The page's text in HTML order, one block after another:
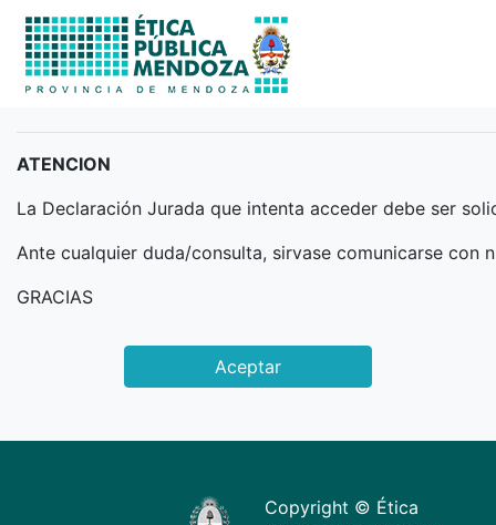
MANTENIMIENTO DE SISTEMA
ATENCION
La Declaración Jurada que intenta acceder debe ser
Ante cualquier duda/consulta, sirvase comunicarse con
GRACIAS
Aceptar
Copyright © Ética